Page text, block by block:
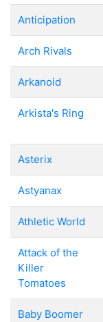
Anticipation
Arch Rivals
Arkanoid
Arkista's Ring
Asterix
Astyanax
Athletic World
Attack of the
Killer
Tomatoes
Baby Boomer